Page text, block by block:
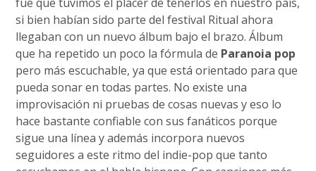
fue que tuvimos el placer de tenerlos en nuestro país,
si bien habían sido parte del festival Ritual ahora
llegaban con un nuevo álbum bajo el brazo. Álbum
que ha repetido un poco la fórmula de Paranoia pop
pero más escuchable, ya que está orientado para que
pueda sonar en todas partes. No existe una
improvisación ni pruebas de cosas nuevas y eso lo
hace bastante confiable con sus fanáticos porque
sigue una línea y además incorpora nuevos
seguidores a este ritmo del indie-pop que tanto